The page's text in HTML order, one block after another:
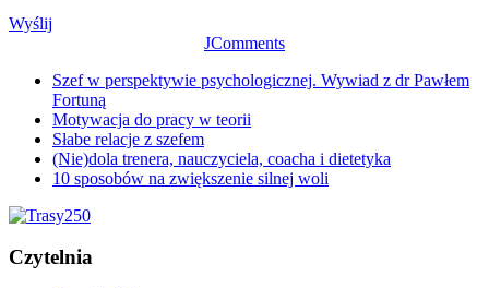
Wyślij
JComments
Szef w perspektywie psychologicznej. Wywiad z dr Pawłem
Fortuną
Motywacja do pracy w teorii
Słabe relacje z szefem
(Nie)dola trenera, nauczyciela, coacha i dietetyka
10 sposobów na zwiększenie silnej woli
Czytelnia